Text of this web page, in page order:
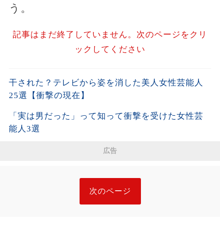
う。
記事はまだ終了していません。次のページをクリ
ックしてください
干された？テレビから姿を消した美人女性芸能人
25選【衝撃の現在】
「実は男だった」って知って衝撃を受けた女性芸
能人3選
広告
次のページ